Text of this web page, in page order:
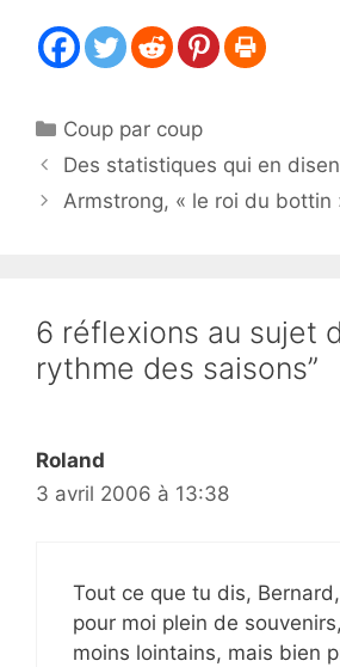
Catégories
Coup par coup
Des statistiques qui en
Armstrong, « le roi du bottin
6 réflexions au sujet
rythme des saisons”
Roland
3 avril 2006 à 13:38
Tout ce que tu dis,
pour moi plein de
moins lointains, mais bien